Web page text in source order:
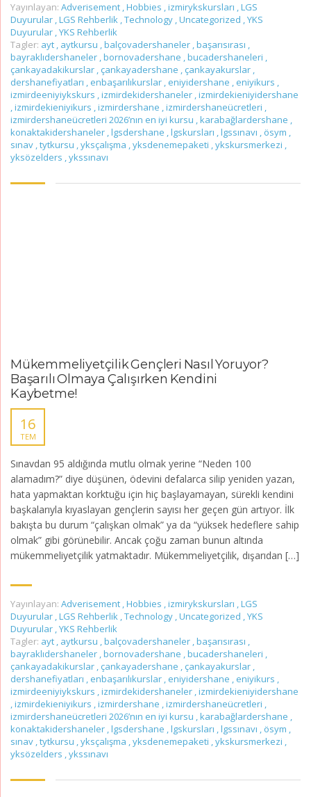
Yayınlayan: Adverisement ,Hobbies ,izmirykskursları ,LGS
Duyurular ,LGS Rehberlik ,Technology ,Uncategorized ,YKS
Duyurular ,YKS Rehberlik
Tagler: ayt , aytkursu ,balçovadershaneler ,başarısırası ,
bayraklıdershaneler ,bornovadershane ,bucadershaneleri ,
çankayadakikurslar , çankayadershane , çankayakurslar ,
dershanefiyatları , enbaşarılıkurslar , eniyidershane , eniyikurs ,
izmirdeeniyiykskurs ,izmirdekidershaneler ,izmirdekieniyidershane
,izmirdekieniyikurs ,izmirdershane ,izmirdershaneücretleri ,
izmirdershaneücretleri 2026’nın en iyi kursu ,karabağlardershane ,
konaktakidershaneler ,lgsdershane ,lgskursları ,lgssınavı , ösym ,
sınav ,tytkursu ,yksçalışma ,yksdenemepaketi ,ykskursmerkezi ,
yksözelders ,ykssınavı
Mükemmeliyetçilik Gençleri Nasıl Yoruyor?
Başarılı Olmaya Çalışırken Kendini
Kaybetme!
16
TEM
Sınavdan 95 aldığında mutlu olmak yerine “Neden 100
alamadım?” diye düşünen, ödevini defalarca silip yeniden yazan,
hata yapmaktan korktuğu için hiç başlayamayan, sürekli kendini
başkalarıyla kıyaslayan gençlerin sayısı her geçen gün artıyor. İlk
bakışta bu durum “çalışkan olmak” ya da “yüksek hedeflere sahip
olmak” gibi görünebilir. Ancak çoğu zaman bunun altında
mükemmeliyetçilik yatmaktadır. Mükemmeliyetçilik, dışarıdan […]
Yayınlayan: Adverisement ,Hobbies ,izmirykskursları ,LGS
Duyurular ,LGS Rehberlik ,Technology ,Uncategorized ,YKS
Duyurular ,YKS Rehberlik
Tagler: ayt , aytkursu ,balçovadershaneler ,başarısırası ,
bayraklıdershaneler ,bornovadershane ,bucadershaneleri ,
çankayadakikurslar , çankayadershane , çankayakurslar ,
dershanefiyatları , enbaşarılıkurslar , eniyidershane , eniyikurs ,
izmirdeeniyiykskurs ,izmirdekidershaneler ,izmirdekieniyidershane
,izmirdekieniyikurs ,izmirdershane ,izmirdershaneücretleri ,
izmirdershaneücretleri 2026’nın en iyi kursu ,karabağlardershane ,
konaktakidershaneler ,lgsdershane ,lgskursları ,lgssınavı , ösym ,
sınav ,tytkursu ,yksçalışma ,yksdenemepaketi ,ykskursmerkezi ,
yksözelders ,ykssınavı